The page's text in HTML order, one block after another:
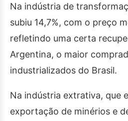
Na indústria de
subiu 14,7%, com o preço
refletindo uma certa
Argentina, o maior
industrializados do Brasil.
Na indústria extrativa, que
exportação de minérios e